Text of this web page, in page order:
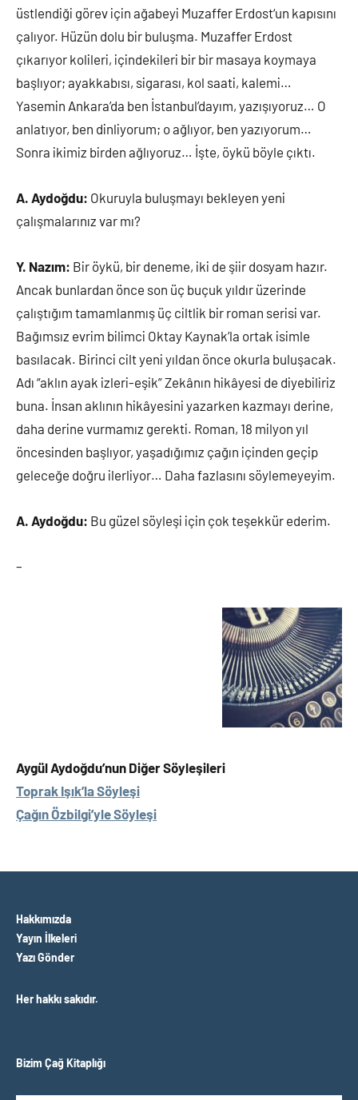
üstlendiği görev için ağabeyi Muzaffer Erdost‘un kapısını
çalıyor. Hüzün dolu bir buluşma. Muzaffer Erdost
çıkarıyor kolileri, içindekileri bir bir masaya koymaya
başlıyor; ayakkabısı, sigarası, kol saati, kalemi…
Yasemin Ankara’da ben İstanbul’dayım, yazışıyoruz… O
anlatıyor, ben dinliyorum; o ağlıyor, ben yazıyorum…
Sonra ikimiz birden ağlıyoruz… İşte, öykü böyle çıktı.
A. Aydoğdu: Okuruyla buluşmayı bekleyen yeni
çalışmalarınız var mı?
Y. Nazım: Bir öykü, bir deneme, iki de şiir dosyam hazır.
Ancak bunlardan önce son üç buçuk yıldır üzerinde
çalıştığım tamamlanmış üç ciltlik bir roman serisi var.
Bağımsız evrim bilimci Oktay Kaynak’la ortak isimle
basılacak. Birinci cilt yeni yıldan önce okurla buluşacak.
Adı “aklın ayak izleri-eşik” Zekânın hikâyesi de diyebiliriz
buna. İnsan aklının hikâyesini yazarken kazmayı derine,
daha derine vurmamız gerekti. Roman, 18 milyon yıl
öncesinden başlıyor, yaşadığımız çağın içinden geçip
geleceğe doğru ilerliyor… Daha fazlasını söylemeyeyim.
A. Aydoğdu: Bu güzel söyleşi için çok teşekkür ederim.
–
Aygül Aydoğdu’nun Diğer Söyleşileri
Toprak Işık’la Söyleşi
Çağın Özbilgi’yle Söyleşi
Hakkımızda
Yayın İlkeleri
Yazı Gönder
Her hakkı sakıdır.
Bizim Çağ Kitaplığı